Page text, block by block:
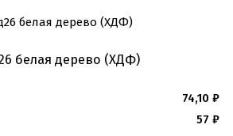
белая дерево (ХДФ)
74,10 ₽
57 ₽